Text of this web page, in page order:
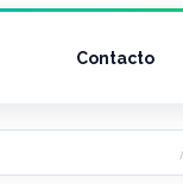
Contacto